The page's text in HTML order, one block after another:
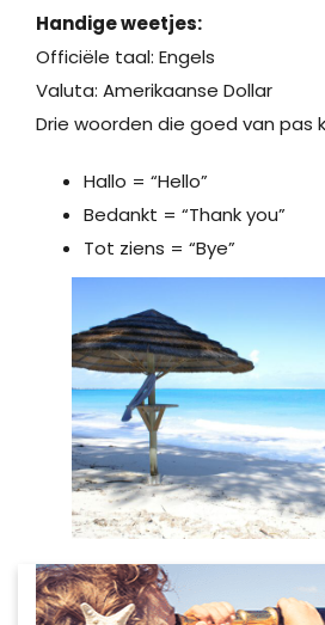
Handige weetjes:
Officiële taal: Engels
Valuta: Amerikaanse Dollar
Drie woorden die goed van pas
Hallo = “Hello”
Bedankt = “Thank you”
Tot ziens = “Bye”